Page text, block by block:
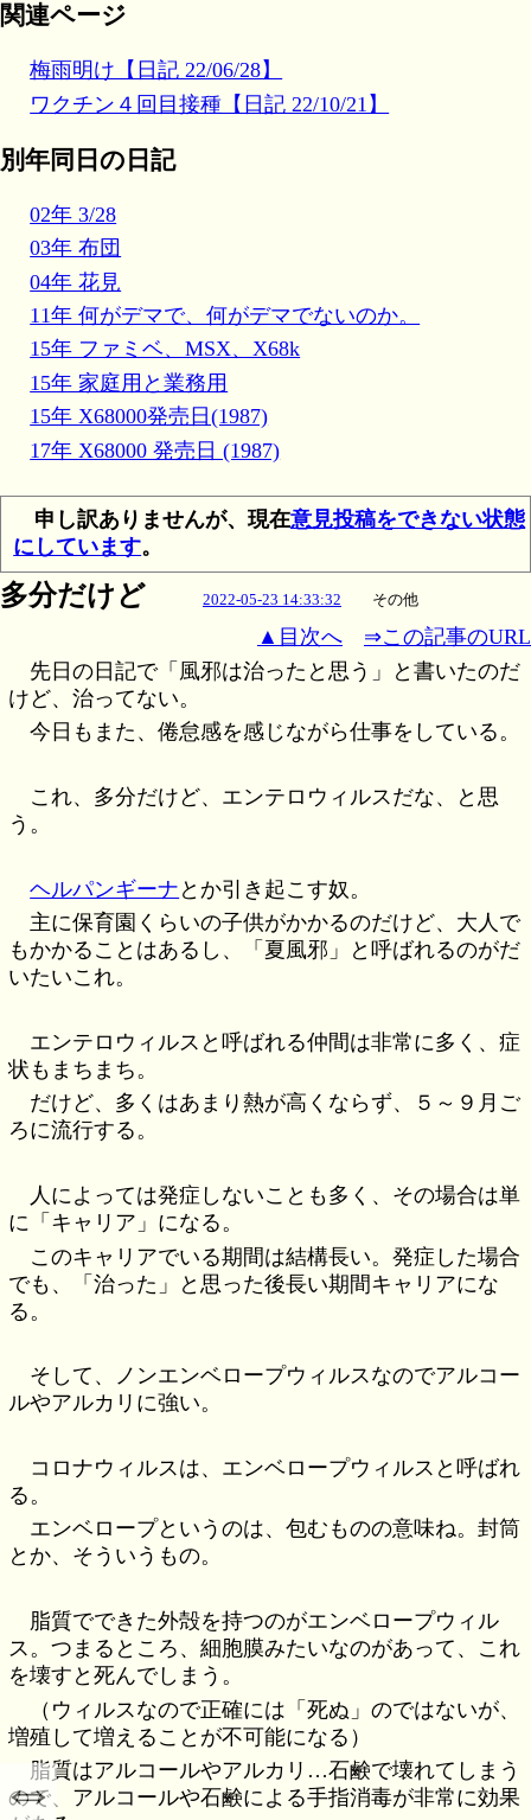
関連ページ
梅雨明け【日記 22/06/28】
ワクチン４回目接種【日記 22/10/21】
別年同日の日記
02年 3/28
03年 布団
04年 花見
11年 何がデマで、何がデマでないのか。
15年 ファミベ、MSX、X68k
15年 家庭用と業務用
15年 X68000発売日(1987)
17年 X68000 発売日 (1987)
申し訳ありませんが、現在意見投稿をできない状態
にしています。
多分だけど 2022-05-23 14:33:32 その他
▲目次へ
⇒この記事のURL
先日の日記で「風邪は治ったと思う」と書いたのだ
けど、治ってない。
今日もまた、倦怠感を感じながら仕事をしている。
これ、多分だけど、エンテロウィルスだな、と思
う。
ヘルパンギーナ とか引き起こす奴。
主に保育園くらいの子供がかかるのだけど、大人で
もかかることはあるし、「夏風邪」と呼ばれるのがだ
いたいこれ。
エンテロウィルスと呼ばれる仲間は非常に多く、症
状もまちまち。
だけど、多くはあまり熱が高くならず、５～９月ご
ろに流行する。
人によっては発症しないことも多く、その場合は単
に「キャリア」になる。
このキャリアでいる期間は結構長い。発症した場合
でも、「治った」と思った後長い期間キャリアにな
る。
そして、ノンエンベロープウィルスなのでアルコー
ルやアルカリに強い。
コロナウィルスは、エンベロープウィルスと呼ばれ
る。
エンベロープというのは、包むものの意味ね。封筒
とか、そういうもの。
脂質でできた外殻を持つのがエンベロープウィル
ス。つまるところ、細胞膜みたいなのがあって、これ
を壊すと死んでしまう。
（ウィルスなので正確には「死ぬ」のではないが、
増殖して増えることが不可能になる）
脂質はアルコールやアルカリ…石鹸で壊れてしまう
ので、アルコールや石鹸による手指消毒が非常に効果
⇔